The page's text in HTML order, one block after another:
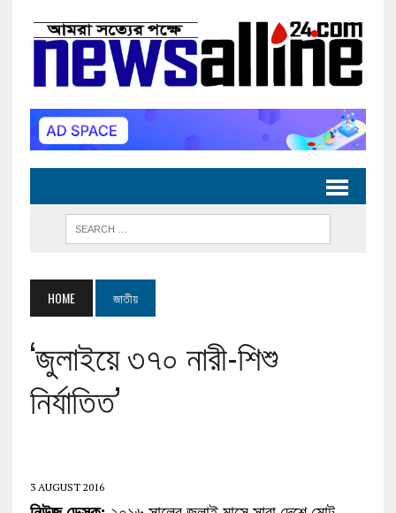
HOME জাতীয়
‘জুলাইয়ে ৩৭০ নারী-শিশু
নির্যাতিত’
3 AUGUST 2016